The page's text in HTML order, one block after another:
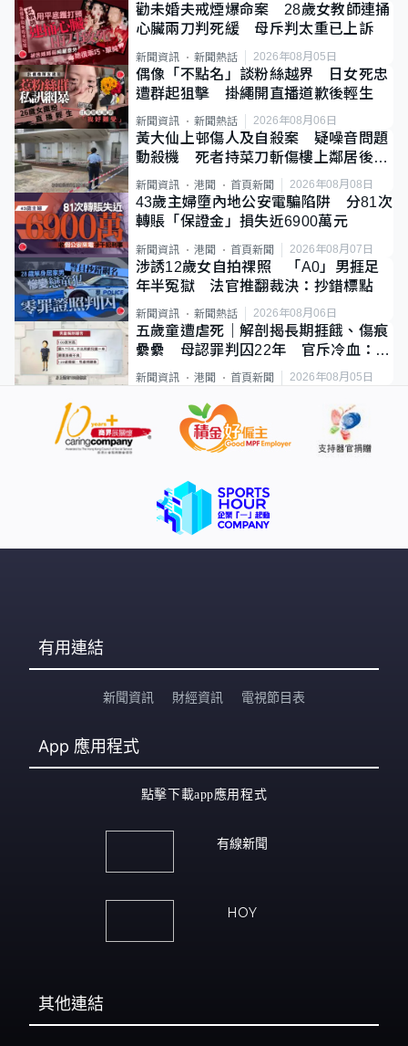
勸未婚夫戒煙爆命案 28歲女教師連捅
心臟兩刀判死緩 母斥判太重已上訴
新聞資訊 新聞熱話 2026年08月05日
偶像「不點名」談粉絲越界 日女死忠
遭群起狙擊 掛繩開直播道歉後輕生
新聞資訊 新聞熱話 2026年08月06日
黃大仙上邨傷人及自殺案 疑噪音問題
動殺機 死者持菜刀斬傷樓上鄰居後墮
斃
新聞資訊 港聞 首頁新聞 2026年08月08日
43歲主婦墮內地公安電騙陷阱 分81次
轉賬「保證金」損失近6900萬元
新聞資訊 港聞 首頁新聞 2026年08月07日
涉誘12歲女自拍祼照 「A0」男捱足
年半冤獄 法官推翻裁決：抄錯標點
新聞資訊 新聞熱話 2026年08月06日
五歲童遭虐死｜解剖揭長期捱餓、傷痕
纍纍 母認罪判囚22年 官斥冷血：同
類案最惡劣
新聞資訊 港聞 首頁新聞 2026年08月05日
有用連結
新聞資訊 財經資訊 電視節目表
App 應用程式
點擊下載app應用程式
有線新聞
HOY
其他連結